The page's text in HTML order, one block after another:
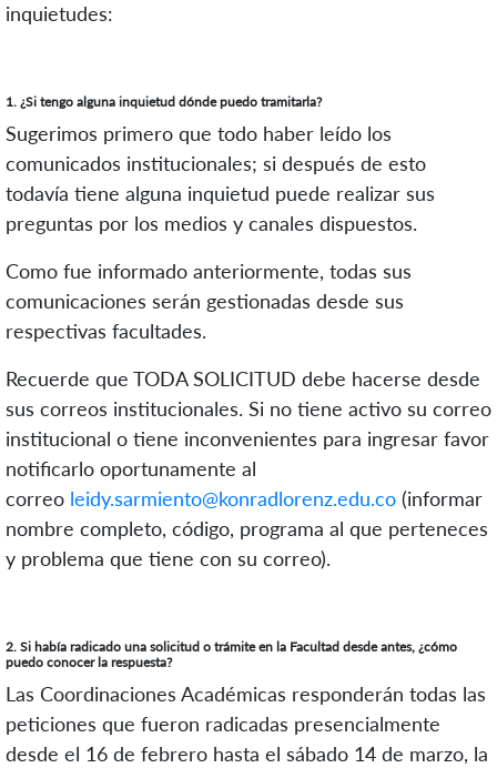
inquietudes:
1. ¿Si tengo alguna inquietud dónde puedo tramitarla?
Sugerimos primero que todo haber leído los
comunicados institucionales; si después de esto
todavía tiene alguna inquietud puede realizar sus
preguntas por los medios y canales dispuestos.
Como fue informado anteriormente, todas sus
comunicaciones serán gestionadas desde sus
respectivas facultades.
Recuerde que TODA SOLICITUD debe hacerse desde
sus correos institucionales. Si no tiene activo su correo
institucional o tiene inconvenientes para ingresar favor
notificarlo oportunamente al
correo leidy.sarmiento@konradlorenz.edu.co (informar
nombre completo, código, programa al que perteneces
y problema que tiene con su correo).
2. Si había radicado una solicitud o trámite en la Facultad desde antes, ¿cómo
puedo conocer la respuesta?
Las Coordinaciones Académicas responderán todas las
peticiones que fueron radicadas presencialmente
desde el 16 de febrero hasta el sábado 14 de marzo, la